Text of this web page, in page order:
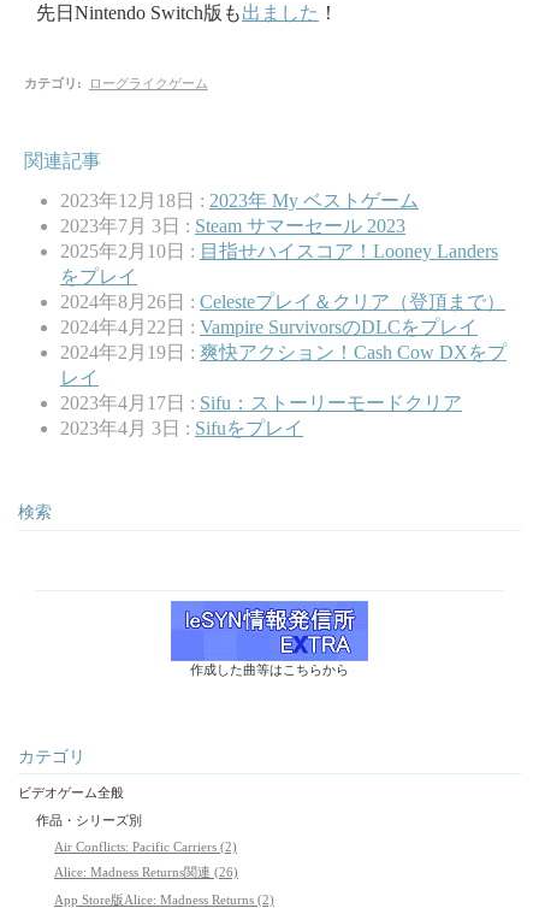
先日Nintendo Switch版も出ました ！
カテゴリ : ローグライクゲーム
関連記事
2023年12月18日 : 2023年 My ベストゲーム
2023年7月 3日 : Steam サマーセール 2023
2025年2月10日 : 目指せハイスコア！Looney Landers
をプレイ
2024年8月26日 : Celesteプレイ＆クリア（登頂まで）
2024年4月22日 : Vampire SurvivorsのDLCをプレイ
2024年2月19日 : 爽快アクション！Cash Cow DXをプ
レイ
2023年4月17日 : Sifu：ストーリーモードクリア
2023年4月 3日 : Sifuをプレイ
検索
作成した曲等はこちらから
カテゴリ
ビデオゲーム全般
作品・シリーズ別
Air Conflicts: Pacific Carriers (2)
Alice: Madness Returns関連 (26)
App Store版Alice: Madness Returns (2)